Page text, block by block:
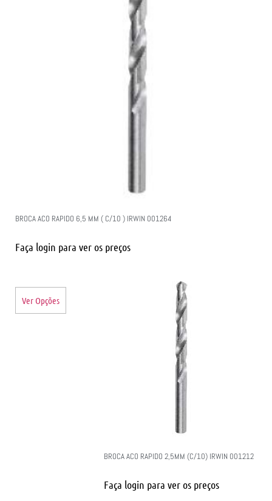
BROCA ACO RAPIDO 6,5 MM ( C/10 ) IRWIN 001264
Faça login para ver os preços
Ver Opções
BROCA ACO RAPIDO 2,5MM (C/10) IRWIN 001212
Faça login para ver os preços